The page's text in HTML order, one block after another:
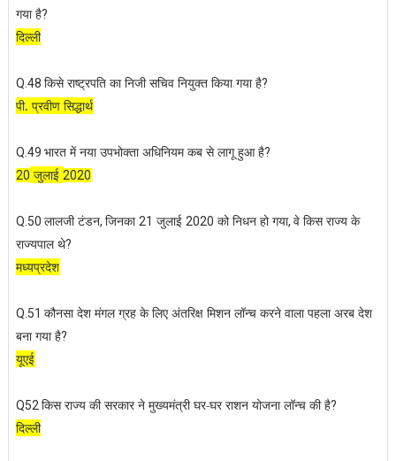
गया है?
दिल्ली
Q.48 किसे राष्ट्रपति का निजी सचिव नियुक्त किया गया है?
पी. प्रवीण सिद्धार्थ
Q.49 भारत में नया उपभोक्ता अधिनियम कब से लागू हुआ है?
20 जुलाई 2020
Q.50 लालजी टंडन, जिनका 21 जुलाई 2020 को निधन हो गया, वे किस राज्य के
राज्यपाल थे?
मध्यप्रदेश
Q.51 कौनसा देश मंगल ग्रह के लिए अंतरिक्ष मिशन लॉन्च करने वाला पहला अरब देश
बना गया है?
यूएई
Q52 किस राज्य की सरकार ने मुख्यमंत्री घर-घर राशन योजना लॉन्च की है?
दिल्ली